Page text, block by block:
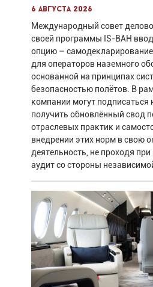
6 августа 2026
Международный совет
своей программы IS-BAH
опцию –
для операторов наземного
основанной на принципах
безопасностью полётов. В
компании могут подписаться
получить обновлённый свод
отраслевых практик и
внедрении этих норм в свою
деятельность, не проходя
аудит со стороны